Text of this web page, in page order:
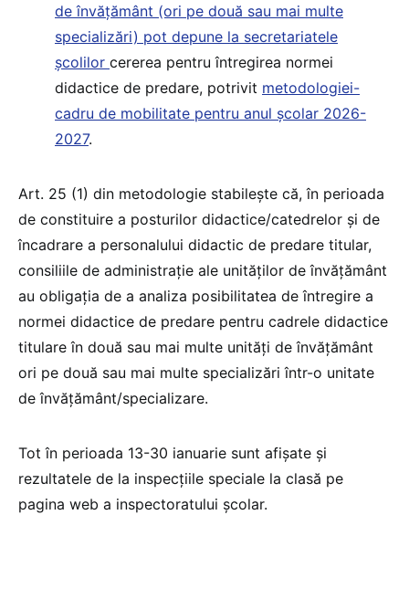
de învățământ (ori pe două sau mai multe
specializări) pot depune la secretariatele
școlilor cererea pentru întregirea normei
didactice de predare, potrivit metodologiei-
cadru de mobilitate pentru anul școlar 2026-
2027.
Art. 25 (1) din metodologie stabilește că, în perioada
de constituire a posturilor didactice/catedrelor şi de
încadrare a personalului didactic de predare titular,
consiliile de administraţie ale unităţilor de învăţământ
au obligaţia de a analiza posibilitatea de întregire a
normei didactice de predare pentru cadrele didactice
titulare în două sau mai multe unităţi de învăţământ
ori pe două sau mai multe specializări într-o unitate
de învăţământ/specializare.
Tot în perioada 13-30 ianuarie sunt afişate și
rezultatele de la inspecțiile speciale la clasă pe
pagina web a inspectoratului şcolar.